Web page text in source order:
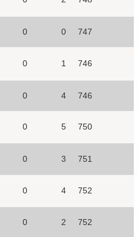
0 0 747
0 1 746
0 4 746
0 5 750
0 3 751
0 4 752
0 2 752